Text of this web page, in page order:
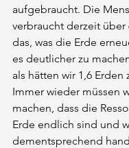
aufgebraucht. Die
verbraucht derzeit über
das, was die Erde
es deutlicher zu
als hätten wir 1,6 Erden
Immer wieder müssen
machen, dass die
Erde endlich sind und
dementsprechend